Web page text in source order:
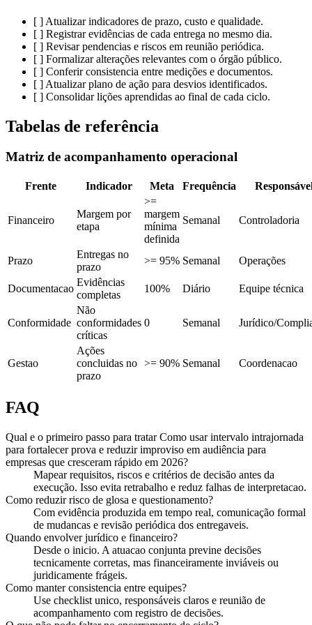
[ ] Atualizar indicadores de prazo, custo e qualidade.
[ ] Registrar evidências de cada entrega no mesmo dia.
[ ] Revisar pendencias e riscos em reunião periódica.
[ ] Formalizar alterações relevantes com o órgão público.
[ ] Conferir consistencia entre medições e documentos.
[ ] Atualizar plano de ação para desvios identificados.
[ ] Consolidar lições aprendidas ao final de cada ciclo.
Tabelas de referência
Matriz de acompanhamento operacional
Frente Indicador Meta Frequência
Financeiro
Margem por
etapa
>=
margem
mínima
definida
Semanal Controladoria
Prazo
Entregas no
prazo
>= 95% Semanal Operações
Documentacao
Evidências
completas
100% Diário Equipe técnica
Conformidade
Não
conformidades
críticas
0 Semanal Jurídico/
Gestao
Ações
concluidas no
prazo
>= 90% Semanal Coordenacao
FAQ
Qual e o primeiro passo para tratar Como usar intervalo intrajornada
para fortalecer prova e reduzir improviso em audiência para
empresas que cresceram rápido em 2026?
Mapear requisitos, riscos e critérios de decisão antes da
execução. Isso evita retrabalho e reduz falhas de interpretacao.
Como reduzir risco de glosa e questionamento?
Com evidência produzida em tempo real, comunicação formal
de mudancas e revisão periódica dos entregaveis.
Quando envolver jurídico e financeiro?
Desde o inicio. A atuacao conjunta previne decisões
tecnicamente corretas, mas financeiramente inviáveis ou
juridicamente frágeis.
Como manter consistencia entre equipes?
Use checklist unico, responsáveis claros e reunião de
acompanhamento com registro de decisões.